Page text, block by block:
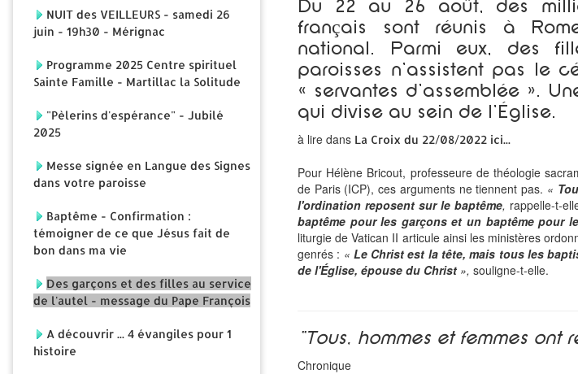
NUIT des VEILLEURS - samedi 26
juin - 19h30 - Mérignac
Programme 2025 Centre spirituel
Sainte Famille - Martillac la Solitude
"Pèlerins d'espérance" - Jubilé
2025
Messe signée en Langue des Signes
dans votre paroisse
Baptême - Confirmation :
témoigner de ce que Jésus fait de
bon dans ma vie
Des garçons et des filles au service
de l'autel - message du Pape François
A découvrir ... 4 évangiles pour 1
histoire
Du 22 au 26 août, des
français sont réunis à
national. Parmi eux, des
paroisses n'assistent pas le
« servantes d'assemblée ».
qui divise au sein de l'Église.
à lire dans La Croix du 22/08/2022 ici...
Pour Hélène Bricout, professeure de théologie
de Paris (ICP), ces arguments ne tiennent pas. «
l'ordination reposent sur le baptême, rappelle-t-
baptême pour les garçons et un baptême pour
liturgie de Vatican II articule ainsi les ministères
genrés : « Le Christ est la tête, mais tous les
de l'Église, épouse du Christ », souligne-t-elle.
"Tous, hommes et femmes ont
Chronique